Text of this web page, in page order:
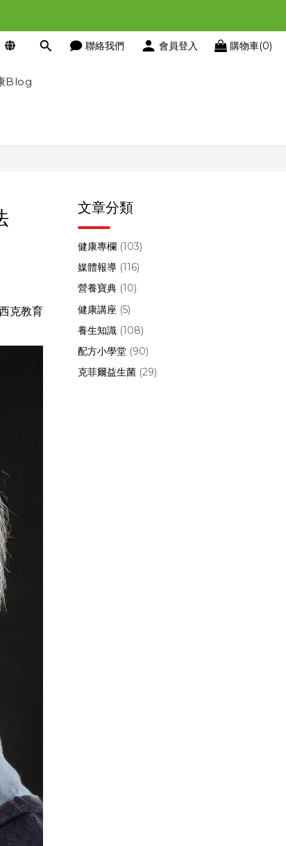
聯絡我們 會員登入 購物車(0)
Blog
克教育
文章分類
健康專欄 (103)
媒體報導 (116)
營養寶典 (10)
健康講座 (5)
養生知識 (108)
配方小學堂 (90)
克菲爾益生菌 (29)